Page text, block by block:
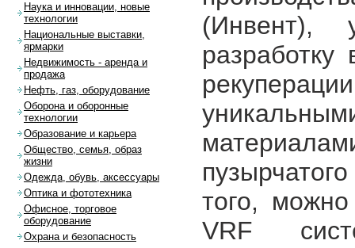
(Инвент),
того,
VRF
Наука и инновации, новые
технологии
Национальные выставки,
ярмарки
Недвижимость - аренда и
продажа
Нефть, газ, оборудование
Оборона и оборонные
технологии
Образование и карьера
Общество, семья, образ
жизни
Одежда, обувь, аксессуары
Оптика и фототехника
Офисное, торговое
оборудование
Охрана и безопасность